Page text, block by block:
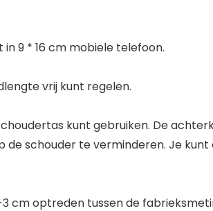
9 * 16 cm mobiele telefoon.
vrij kunt regelen.
kunt gebruiken. De
schouder te verminderen. Je
cm optreden tussen de